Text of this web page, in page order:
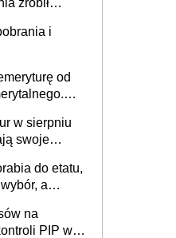
zrobił
i
od
w sierpniu
swoje
do etatu,
a
na
PIP w